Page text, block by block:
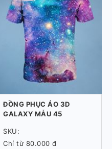
ĐỒNG PHỤC ÁO 3D
GALAXY MẪU 45
SKU:
Chỉ từ 80.000 đ